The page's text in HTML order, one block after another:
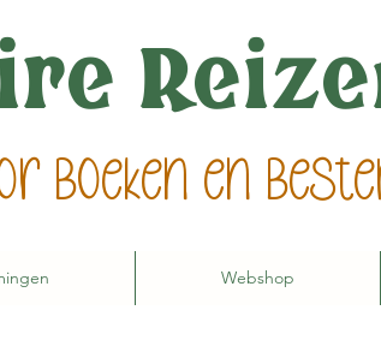
boeken en
Webshop